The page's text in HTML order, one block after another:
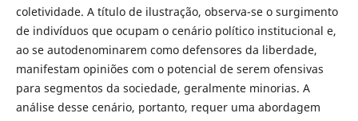
coletividade. A título de ilustração, observa-se o surgimento
de indivíduos que ocupam o cenário político institucional e,
ao se autodenominarem como defensores da liberdade,
manifestam opiniões com o potencial de serem ofensivas
para segmentos da sociedade, geralmente minorias. A
análise desse cenário, portanto, requer uma abordagem